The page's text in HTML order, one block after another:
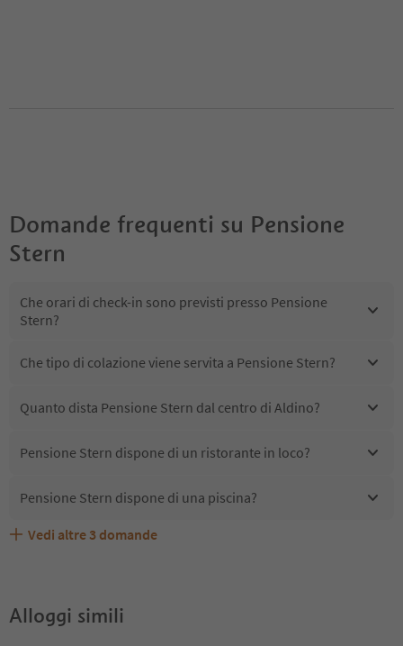
Domande frequenti su Pensione
Stern
Che orari di check-in sono previsti presso Pensione
Stern?
Che tipo di colazione viene servita a Pensione Stern?
Quanto dista Pensione Stern dal centro di Aldino?
Pensione Stern dispone di un ristorante in loco?
Pensione Stern dispone di una piscina?
Pensione Stern accetta animali domestici?
Quali servizi/attività sono disponibili presso Pensione
Gli ospiti di Pensione Stern ricevono l'Alto Adige Guest
Vedi altre 3 domande
Alloggi simili